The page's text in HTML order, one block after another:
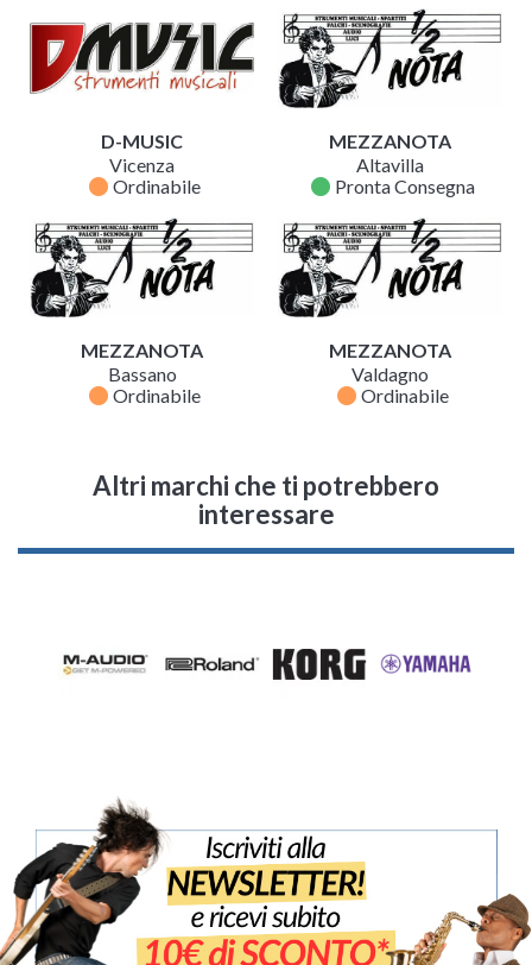
D-MUSIC
Vicenza
fiber_manual_record Ordinabile
MEZZANOTA
Altavilla
fiber_manual_record Pronta Consegna
MEZZANOTA
Bassano
fiber_manual_record Ordinabile
MEZZANOTA
Valdagno
fiber_manual_record Ordinabile
Altri marchi che ti potrebbero
interessare